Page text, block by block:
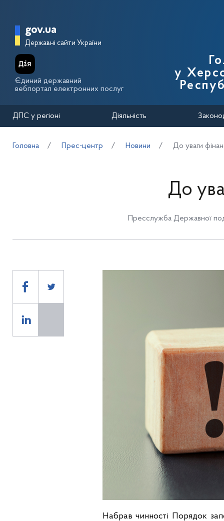
Головна сторінка Державної
gov.ua
Державні сайти України
Єдиний державний
вебпортал електронних послуг
у
ДПС у регіоні Діяльність
Головна Прес-центр Новини До уваги
До
Пресслужба Державної
Набрав чинності Порядок